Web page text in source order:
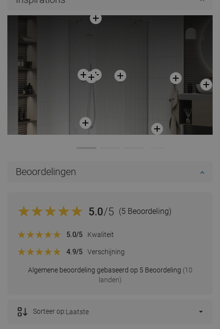
Beoordelingen
5.0/5 (5 Beoordeling)
Algemene beoordeling gebaseerd op 5 Beoordeling (10
landen)
5.0/5 Kwaliteit
4.9/5 Verschijning
Sorteer op:Laatste